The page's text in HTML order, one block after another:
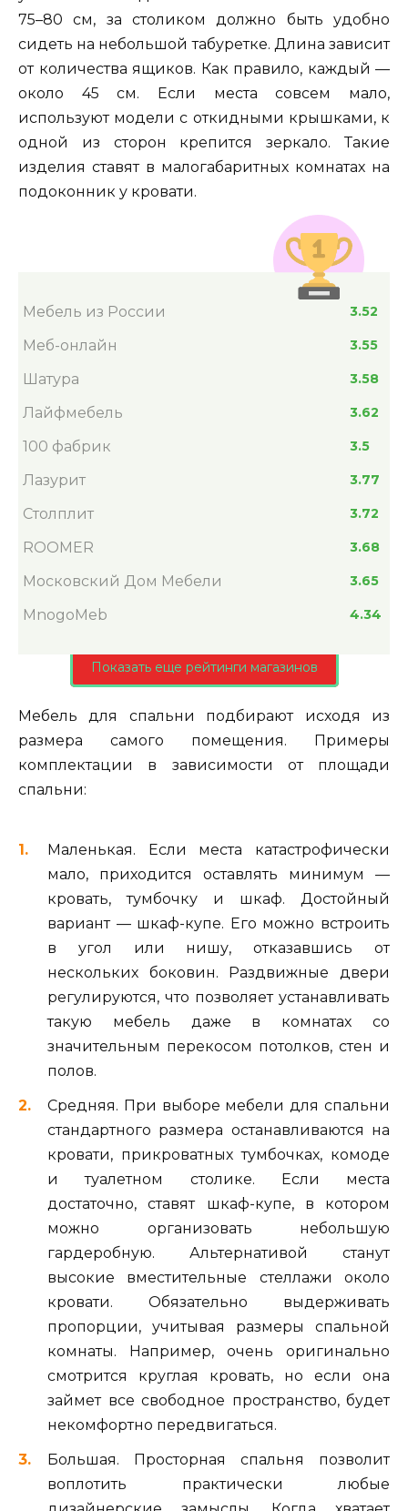
75–80 см, за столиком должно быть удобно
сидеть на небольшой табуретке. Длина зависит
от количества ящиков. Как правило, каждый —
около 45 см. Если места совсем мало,
используют модели с откидными крышками, к
одной из сторон крепится зеркало. Такие
изделия ставят в малогабаритных комнатах на
подоконник у кровати.
Мебель из России 3.52
Меб-онлайн 3.55
Шатура 3.58
Лайфмебель 3.62
100 фабрик 3.5
Лазурит 3.77
Столплит 3.72
ROOMER 3.68
Московский Дом Мебели 3.65
MnogoMeb 4.34
Показать еще рейтинги магазинов
Мебель для спальни подбирают исходя из
размера самого помещения. Примеры
комплектации в зависимости от площади
спальни:
Маленькая. Если места катастрофически
мало, приходится оставлять минимум —
кровать, тумбочку и шкаф. Достойный
вариант — шкаф-купе. Его можно встроить
в угол или нишу, отказавшись от
нескольких боковин. Раздвижные двери
регулируются, что позволяет устанавливать
такую мебель даже в комнатах со
значительным перекосом потолков, стен и
полов.
Средняя. При выборе мебели для спальни
стандартного размера останавливаются на
кровати, прикроватных тумбочках, комоде
и туалетном столике. Если места
достаточно, ставят шкаф-купе, в котором
можно организовать небольшую
гардеробную. Альтернативой станут
высокие вместительные стеллажи около
кровати. Обязательно выдерживать
пропорции, учитывая размеры спальной
комнаты. Например, очень оригинально
смотрится круглая кровать, но если она
займет все свободное пространство, будет
некомфортно передвигаться.
Большая. Просторная спальня позволит
воплотить практически любые